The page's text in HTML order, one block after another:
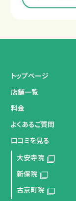
トップページ
店舗一覧
料金
よくあるご質問
口コミを見る
大安寺院
新保院
古京町院